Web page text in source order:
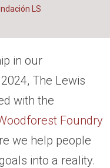
LS
in our
The Lewis
with the
Foundry
we help people
into a reality.